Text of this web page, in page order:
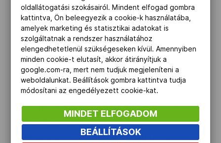
amit kaptam a sporttól, és
megoszthatnám a tapasztalataimat.”
A NOB sportolói bizottságában a párizsi
játékok végével lejár olimpiai bajnok
úszónk Gyurta Dániel mandátuma, és a
MOB elnöksége – a pályázati anyagok
áttekintése és a háromtagú előkészítő
bizottság javaslata alapján – Szilágyi
Áront javasolta új jelöltnek.
Megválasztása esetén a megbízatás
oldallátogatási szokásairól. Mindent elfogad gombra
kattintva, Ön beleegyezik a cookie-k használatába,
amelyek marketing és statisztikai adatokat is
szolgáltatnak a rendszer használatához
elengedhetetlenül szükségeseken kívül. Amennyiben
minden cookie-t elutasít, akkor átirányítjuk a
google.com-ra, mert nem tudjuk megjeleníteni a
weboldalunkat. Beállítások gombra kattintva tudja
módosítani az engedélyezett cookie-kat.
MINDET ELFOGADOM
BEÁLLÍTÁSOK